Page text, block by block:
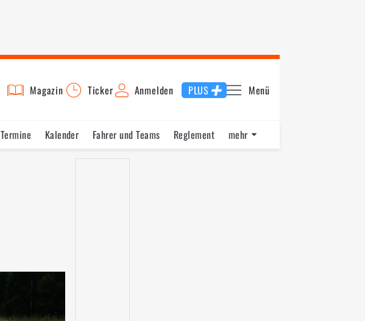
Magazin Ticker Anmelden PLUS Menü
Termine Kalender Fahrer und Teams
Reglement
mehr